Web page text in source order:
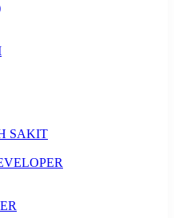
SAKIT